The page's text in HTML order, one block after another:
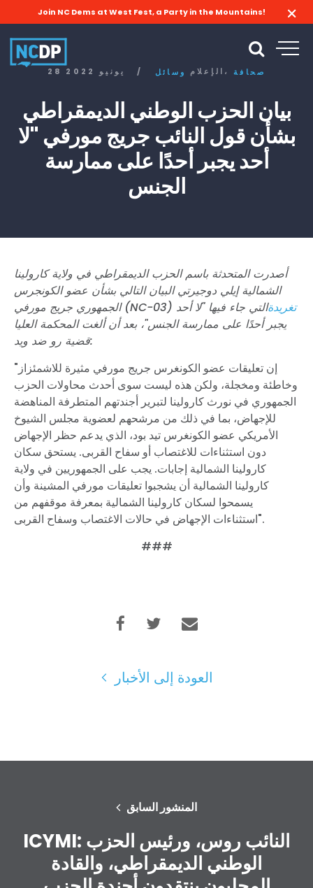
Join NC Dems at West Fest, a Party in the Mountains!
28 يونيو 2022 / وسائل الإعلام، صحافة
بيان الحزب الوطني الديمقراطي
بشأن قول النائب جريج مورفي "لا
أحد يجبر أحدًا على ممارسة
الجنس
أصدرت المتحدثة باسم الحزب الديمقراطي في ولاية كارولينا
الشمالية إيلي دوجيرتي البيان التالي بشأن عضو الكونجرس
الجمهوري جريج مورفي (NC-03)
تغريدةالتي جاء فيها "لا أحد
يجبر أحدًا على ممارسة الجنس"، بعد أن ألغت المحكمة العليا
قضية رو ضد ويد:
"إن تعليقات عضو الكونغرس جريج مورفي مثيرة للاشمئزاز
وخاطئة ومخجلة، ولكن هذه ليست سوى أحدث محاولات الحزب
الجمهوري في نورث كارولينا لتبرير أجندتهم المتطرفة المناهضة
للإجهاض، بما في ذلك من مرشحهم لعضوية مجلس الشيوخ
الأمريكي عضو الكونغرس تيد بود، الذي يدعم حظر الإجهاض
دون استثناءات للاغتصاب أو سفاح القربى. يستحق سكان
كارولينا الشمالية إجابات. يجب على الجمهوريين في ولاية
كارولينا الشمالية أن يشجبوا تعليقات مورفي المشينة وأن
يسمحوا لسكان كارولينا الشمالية بمعرفة موقفهم من
استثناءات الإجهاض في حالات الاغتصاب وسفاح القربى".
###
العودة إلى الأخبار
المنشور السابق
ICYMI: النائب روس، ورئيس الحزب
الوطني الديمقراطي، والقادة